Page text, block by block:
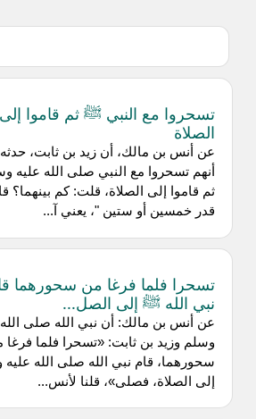
تسحروا مع النبي ﷺ ثم قاموا إلى
الصلاة
عن أنس بن مالك، أن زيد بن ثابت،
أنهم تسحروا مع النبي صلى الله عليه
ثم قاموا إلى الصلاة، قلت: كم بينهما؟
قدر خمسين أو ستين "، يعني آ...
تسحرا فلما فرغا من سحورهما
نبي الله ﷺ إلى الصل...
عن أنس بن مالك: أن نبي الله صلى الله
وسلم وزيد بن ثابت: «تسحرا فلما فرغا
سحورهما، قام نبي الله صلى الله عليه
إلى الصلاة، فصلى»، قلنا لأنس...